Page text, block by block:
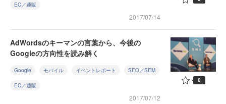
EC／通販
2017/07/14
AdWordsのキーマンの言葉から、今後の
Googleの方向性を読み解く
Google モバイル イベントレポート SEO／SEM
EC／通販
2017/07/12
0